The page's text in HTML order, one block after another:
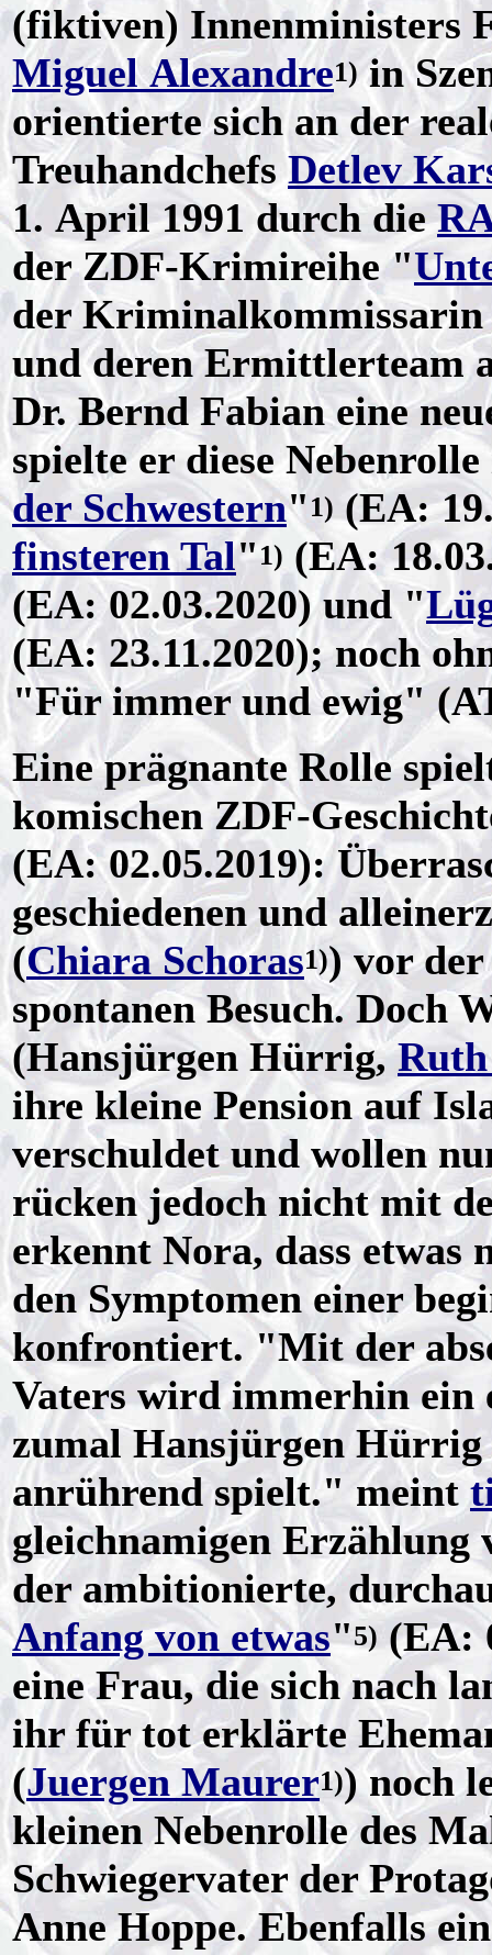
(fiktiven) Innenministers
Miguel Alexandre1)in
orientierte sich an der
TreuhandchefsDetlev
1. April 1991 durch die
der ZDF-Krimireihe "
der
und deren Ermittlerteam
Dr. Bernd Fabian eine
spielte er diese
der Schwestern"1)(EA:
finsteren Tal"1) (EA:
(EA: 02.03.2020) und "
(EA: 23.11.2020); noch
"Für immer und ewig"
Eine prägnante Rolle
komischen ZDF-
(EA: 02.05.2019):
geschiedenen und
(Chiara Schoras1)) vor
spontanen Besuch. Doch
(Hansjürgen Hürrig,
ihre kleine Pension auf
verschuldet und wollen
rücken jedoch nicht mit
erkennt Nora, dass
den Symptomen einer
konfrontiert. "Mit der
Vaters wird immerhin ein
zumal Hansjürgen Hürrig
anrührend spielt." meint
gleichnamigen Erzählung
der ambitionierte,
Anfang von etwas"5) (EA:
eine Frau, die sich nach
ihr für tot erklärte
(Juergen Maurer1)) noch
kleinen Nebenrolle des
Schwiegervater der
Anne Hoppe. Ebenfalls